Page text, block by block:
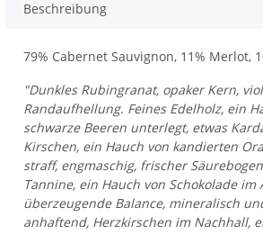
Beschreibung
79% Cabernet Sauvignon, 11% Merlot,
"Dunkles Rubingranat, opaker Kern,
Randaufhellung. Feines Edelholz, ein
schwarze Beeren unterlegt, etwas
Kirschen, ein Hauch von kandierten
straff, engmaschig, frischer
Tannine, ein Hauch von Schokolade im
überzeugende Balance, mineralisch
anhaftend, Herzkirschen im Nachhall,